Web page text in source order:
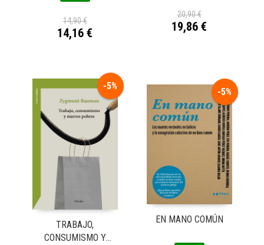
14,90 €
14,16 €
20,90 €
19,86 €
-5%
TRABAJO,
CONSUMISMO Y
-5%
EN MANO COMÚN